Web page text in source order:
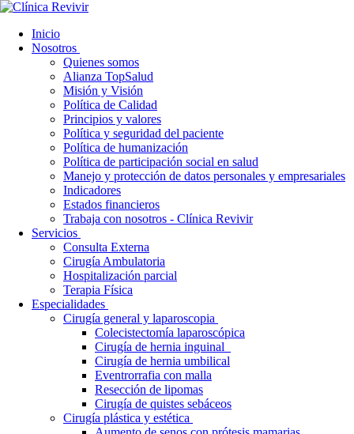
Inicio
Nosotros
Quienes somos
Alianza TopSalud
Misión y Visión
Política de Calidad
Principios y valores
Política y seguridad del paciente
Política de humanización
Política de participación social en salud
Manejo y protección de datos personales y empresariales
Indicadores
Estados financieros
Trabaja con nosotros - Clínica Revivir
Servicios
Consulta Externa
Cirugía Ambulatoria
Hospitalización parcial
Terapia Física
Especialidades
Cirugía general y laparoscopia
Colecistectomía laparoscópica
Cirugía de hernia inguinal
Cirugía de hernia umbilical
Eventrorrafia con malla
Resección de lipomas
Cirugía de quistes sebáceos
Cirugía plástica y estética